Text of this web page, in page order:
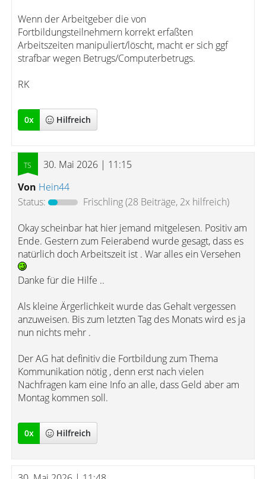
Wenn der Arbeitgeber die von
Fortbildungsteilnehmern korrekt erfaßten
Arbeitszeiten manipuliert/löscht, macht er sich ggf
strafbar wegen Betrugs/Computerbetrugs.
RK
0x Hilfreich
30. Mai 2026 | 11:15
Von Hein44
Status:
Frischling(28 Beiträge, 2x hilfreich)
Okay scheinbar hat hier jemand mitgelesen. Positiv am
Ende. Gestern zum Feierabend wurde gesagt, dass es
natürlich doch Arbeitszeit ist . War alles ein Versehen
Danke für die Hilfe ..
Als kleine Ärgerlichkeit wurde das Gehalt vergessen
anzuweisen. Bis zum letzten Tag des Monats wird es ja
nun nichts mehr .
Der AG hat definitiv die Fortbildung zum Thema
Kommunikation nötig , denn erst nach vielen
Nachfragen kam eine Info an alle, dass Geld aber am
Montag kommen soll.
0x Hilfreich